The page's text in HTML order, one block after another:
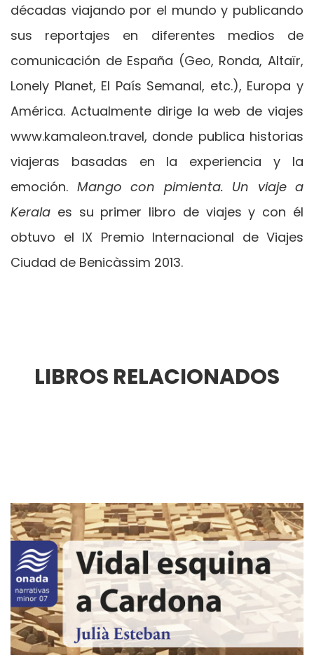
décadas viajando por el mundo y publicando
sus reportajes en diferentes medios de
comunicación de España (Geo, Ronda, Altaïr,
Lonely Planet, El País Semanal, etc.), Europa y
América. Actualmente dirige la web de viajes
www.kamaleon.travel, donde publica historias
viajeras basadas en la experiencia y la
emoción. Mango con pimienta. Un viaje a
Kerala es su primer libro de viajes y con él
obtuvo el IX Premio Internacional de Viajes
Ciudad de Benicàssim 2013.
LIBROS RELACIONADOS